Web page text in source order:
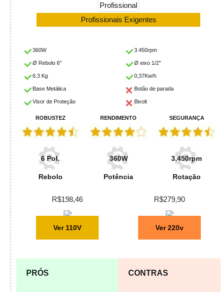
Profissional
Profissionais Exigentes
360W 3.450rpm
Ø Rebolo 6'' Ø eixo 1/2''
6.3 Kg 0,37Kw/h
Base Metálica Botão de parada
Visor de Proteção Bivolt
ROBUSTEZ RENDIMENTO SEGURANÇA
6 Pol.
Rebolo
360W
Potência
3.450rpm
Rotação
R$198,46
Ver 110V
R$279,90
Ver 220v
PRÓS CONTRAS